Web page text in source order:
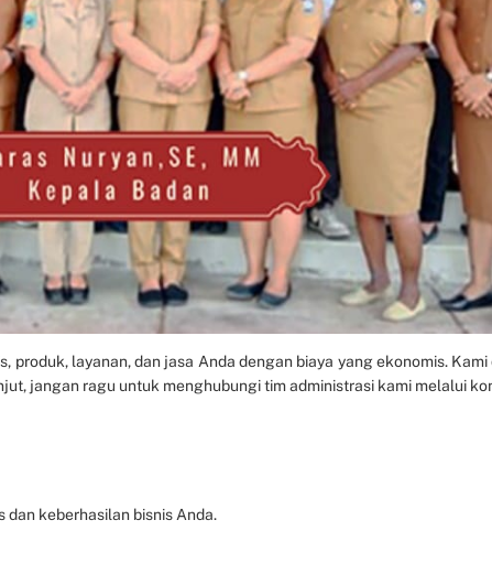
produk, layanan, dan jasa Anda dengan biaya yang ekonomis.
jangan ragu untuk menghubungi tim administrasi kami melalui
keberhasilan bisnis Anda.